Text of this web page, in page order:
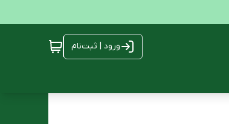
ورود | ثبت‌نام